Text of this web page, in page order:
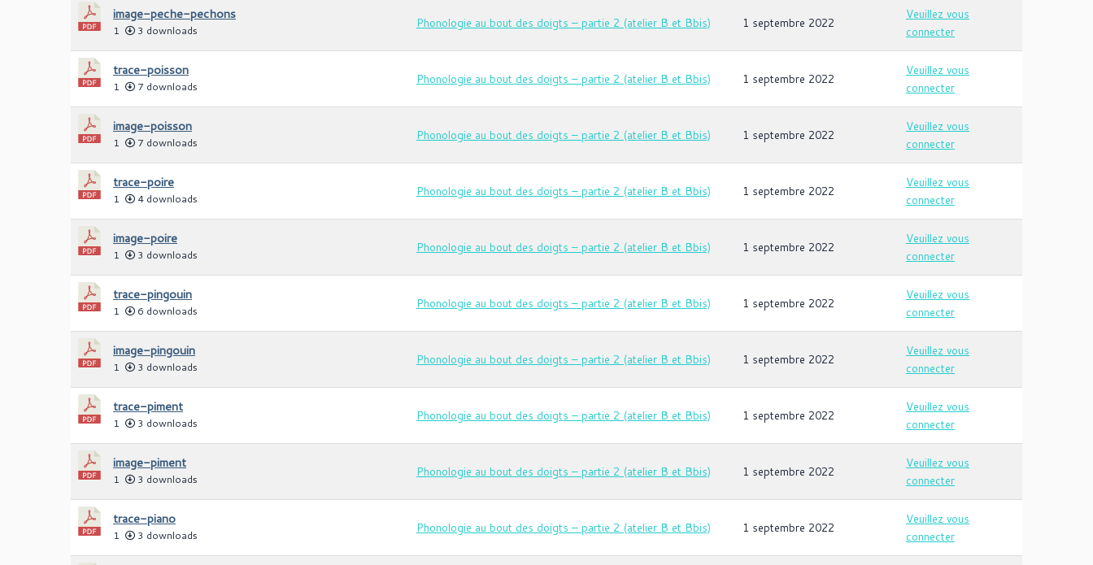
image-peche-pechons
1 3 downloads
Phonologie au bout des doigts – partie 2 (atelier B et Bbis) 1 septembre 2022
Veuillez vous
connecter
trace-poisson
1 7 downloads
Phonologie au bout des doigts – partie 2 (atelier B et Bbis) 1 septembre 2022
Veuillez vous
connecter
image-poisson
1 7 downloads
Phonologie au bout des doigts – partie 2 (atelier B et Bbis) 1 septembre 2022
Veuillez vous
connecter
trace-poire
1 4 downloads
Phonologie au bout des doigts – partie 2 (atelier B et Bbis) 1 septembre 2022
Veuillez vous
connecter
image-poire
1 3 downloads
Phonologie au bout des doigts – partie 2 (atelier B et Bbis) 1 septembre 2022
Veuillez vous
connecter
trace-pingouin
1 6 downloads
Phonologie au bout des doigts – partie 2 (atelier B et Bbis) 1 septembre 2022
Veuillez vous
connecter
image-pingouin
1 3 downloads
Phonologie au bout des doigts – partie 2 (atelier B et Bbis) 1 septembre 2022
Veuillez vous
connecter
trace-piment
1 3 downloads
Phonologie au bout des doigts – partie 2 (atelier B et Bbis) 1 septembre 2022
Veuillez vous
connecter
image-piment
1 3 downloads
Phonologie au bout des doigts – partie 2 (atelier B et Bbis) 1 septembre 2022
Veuillez vous
connecter
trace-piano
1 3 downloads
Phonologie au bout des doigts – partie 2 (atelier B et Bbis) 1 septembre 2022
Veuillez vous
connecter